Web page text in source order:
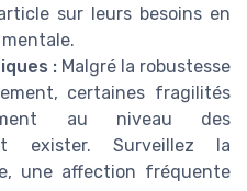
sur leurs besoins en
: Malgré la robustesse
certaines fragilités
au niveau des
exister. Surveillez la
une affection fréquente